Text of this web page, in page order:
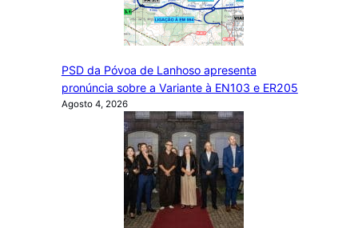
PSD da Póvoa de Lanhoso apresenta
pronúncia sobre a Variante à EN103 e ER205
Agosto 4, 2026